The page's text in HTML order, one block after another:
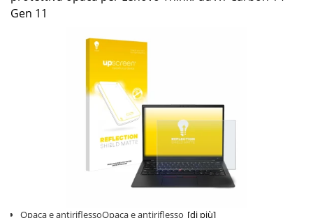
Gen 11
Opaca e antiriflessoOpaca e antiriflesso [di più]